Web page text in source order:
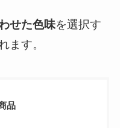
せた色味を選択す
ます。
品